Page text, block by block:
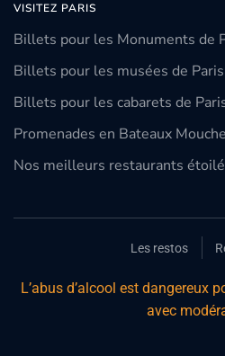
VISITEZ PARIS
Billets pour les Monuments de
Billets pour les musées de Paris
Billets pour les cabarets de
Promenades en Bateaux
Nos meilleurs restaurants
Les restos
L’abus d’alcool est dangereux
avec